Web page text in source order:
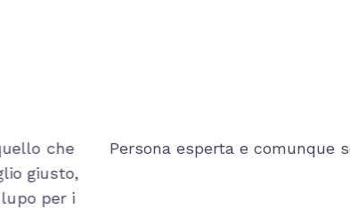
in formazione ! Consiglio vivamente a chi